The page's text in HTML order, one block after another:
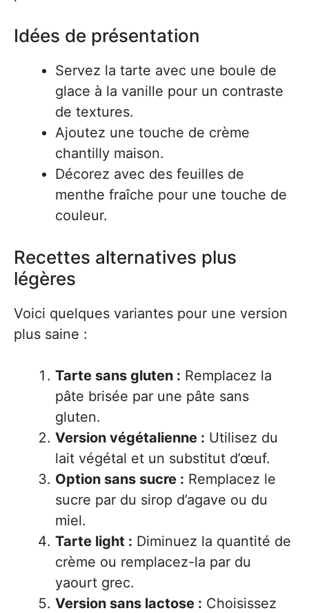
Idées de présentation
Servez la tarte avec une boule de
glace à la vanille pour un contraste
de textures.
Ajoutez une touche de crème
chantilly maison.
Décorez avec des feuilles de
menthe fraîche pour une touche de
couleur.
Recettes alternatives plus
légères
Voici quelques variantes pour une version
plus saine :
Tarte sans gluten : Remplacez la
pâte brisée par une pâte sans
gluten.
Version végétalienne : Utilisez du
lait végétal et un substitut d’œuf.
Option sans sucre : Remplacez le
sucre par du sirop d’agave ou du
miel.
Tarte light : Diminuez la quantité de
crème ou remplacez-la par du
yaourt grec.
Version sans lactose : Choisissez